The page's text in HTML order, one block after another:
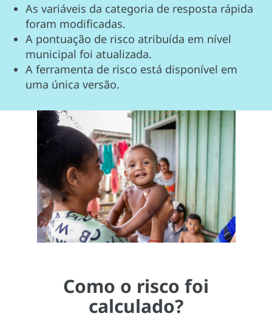
As variáveis da categoria de resposta rápida
foram modificadas.
A pontuação de risco atribuída em nível
municipal foi atualizada.
A ferramenta de risco está disponível em
uma única versão.
Como o risco foi
calculado?